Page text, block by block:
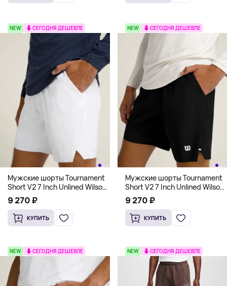
NEW СЕГОДНЯ ДЕШЕВЛЕ
Мужские шорты Tournament
Short V2 7 Inch Unlined Wilson,
белый
9 270 ₽
КУПИТЬ
NEW СЕГОДНЯ ДЕШЕВЛЕ
Мужские шорты Tournament
Short V2 7 Inch Unlined Wilson,
черный
9 270 ₽
КУПИТЬ
NEW СЕГОДНЯ ДЕШЕВЛЕ NEW СЕГОДНЯ ДЕШЕВЛЕ